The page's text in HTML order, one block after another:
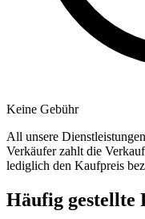
Keine Gebühr
All unsere
Verkäufer zahlt die
lediglich den Kaufpreis
Häufig gestellte